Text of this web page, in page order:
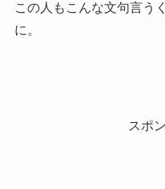
この人もこんな文句言う
に。
スポ